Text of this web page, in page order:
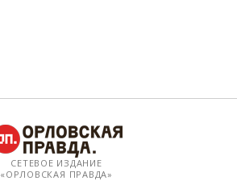
СЕТЕВОЕ ИЗДАНИЕ
«ОРЛОВСКАЯ ПРАВДА»